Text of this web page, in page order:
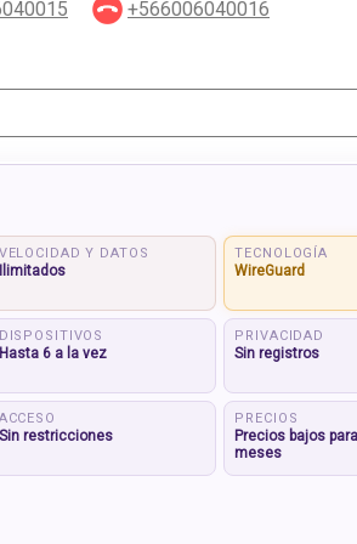
+566006040016
VELOCIDAD Y DATOS
Ilimitados
TECNOLOGÍA
WireGuard
DISPOSITIVOS
Hasta 6 a la vez
PRIVACIDAD
Sin registros
ACCESO
Sin restricciones
PRECIOS
Precios bajos
meses